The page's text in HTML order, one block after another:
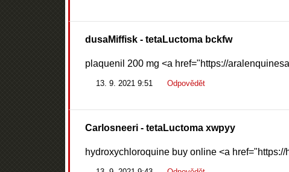
dusaMiffisk- tetaLuctoma bckfw
plaquenil 200 mg <a href="https://
13. 9. 2021 9:51 Odpovědět
Carlosneeri- tetaLuctoma xwpyy
hydroxychloroquine buy online <a